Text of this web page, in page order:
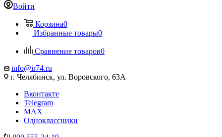
Войти
Корзина0
Избранные товары0
Сравнение товаров0
info@ir74.ru
г. Челябинск, ул. Воровского, 63А
Вконтакте
Telegram
MAX
Одноклассники